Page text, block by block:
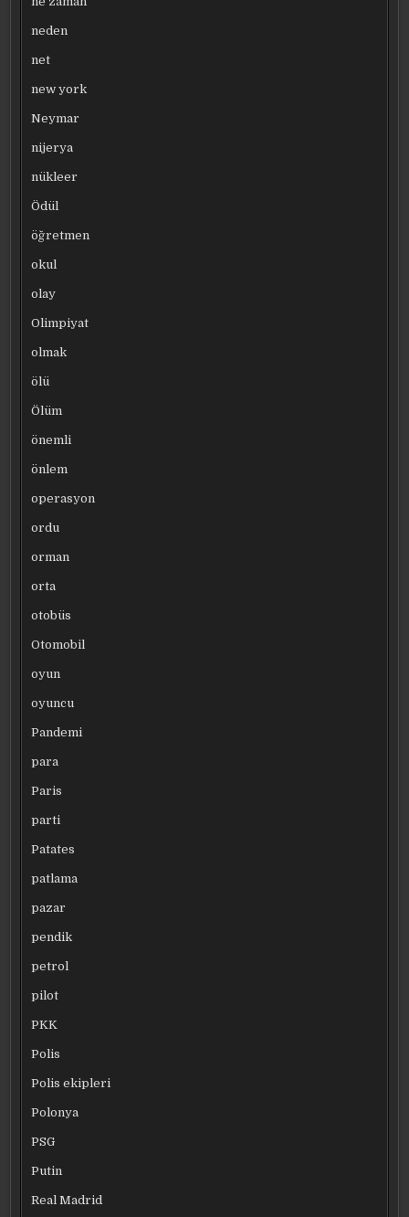
neden
net
new york
Neymar
nijerya
nükleer
Ödül
öğretmen
okul
olay
Olimpiyat
olmak
ölü
Ölüm
önemli
önlem
operasyon
ordu
orman
orta
otobüs
Otomobil
oyun
oyuncu
Pandemi
para
Paris
parti
Patates
patlama
pazar
pendik
petrol
pilot
PKK
Polis
Polis ekipleri
Polonya
PSG
Putin
Real Madrid